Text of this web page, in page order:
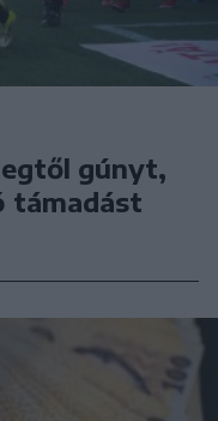
gúnyt,
támadást